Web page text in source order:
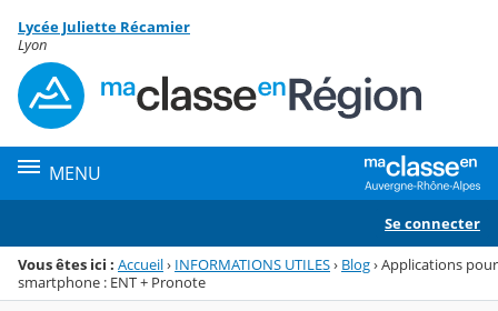
Menu de la rubrique
Contenu
Lycée Juliette Récamier
Lyon
MENU
Se connecter
Vous êtes ici : Accueil› INFORMATIONS UTILES› Blog›Applications pour
smartphone : ENT + Pronote